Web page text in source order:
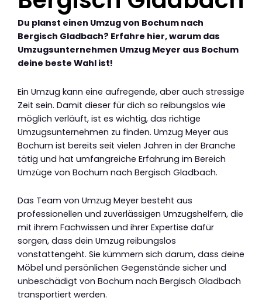
Du planst einen Umzug von Bochum nach
Bergisch Gladbach? Erfahre hier, warum das
Umzugsunternehmen Umzug Meyer aus Bochum
deine beste Wahl ist!
Ein Umzug kann eine aufregende, aber auch stressige
Zeit sein. Damit dieser für dich so reibungslos wie
möglich verläuft, ist es wichtig, das richtige
Umzugsunternehmen zu finden. Umzug Meyer aus
Bochum ist bereits seit vielen Jahren in der Branche
tätig und hat umfangreiche Erfahrung im Bereich
Umzüge von Bochum nach Bergisch Gladbach.
Das Team von Umzug Meyer besteht aus
professionellen und zuverlässigen Umzugshelfern, die
mit ihrem Fachwissen und ihrer Expertise dafür
sorgen, dass dein Umzug reibungslos
vonstattengeht. Sie kümmern sich darum, dass deine
Möbel und persönlichen Gegenstände sicher und
unbeschädigt von Bochum nach Bergisch Gladbach
transportiert werden.